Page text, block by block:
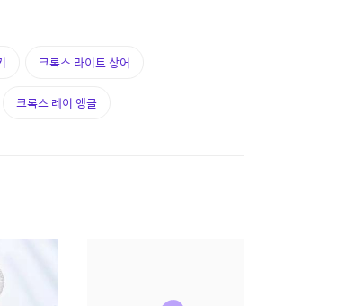
크록스 라이트 상어
크록스 레이 앵클